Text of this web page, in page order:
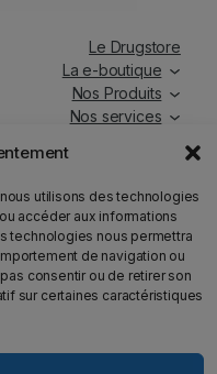
utilisons des technologies
accéder aux informations
technologies nous permettra
de navigation ou
consentir ou de retirer son
sur certaines caractéristiques
Le Drugstore
La e-boutique
Nos Produits
Nos services
d’alcool est
l’abus d’alcool est
être consommé avec